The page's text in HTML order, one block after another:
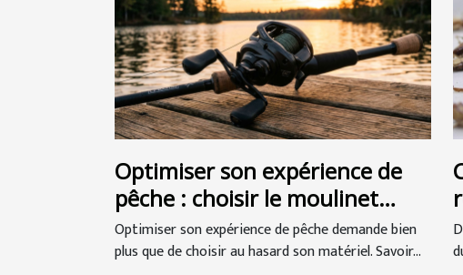
Optimiser son expérience de
pêche : choisir le moulinet
casting idéal
Optimiser son expérience de pêche demande bien
plus que de choisir au hasard son matériel. Savoir...